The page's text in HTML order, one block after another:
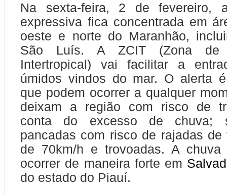
Na sexta-feira, 2 de fevereiro,
expressiva fica concentrada em
oeste e norte do Maranhão,
São Luís. A ZCIT (Zona de
Intertropical) vai facilitar a
úmidos vindos do mar. O alerta
que podem ocorrer a qualquer
deixam a região com risco de
conta do excesso de chuva;
pancadas com risco de rajadas
de 70km/h e trovoadas. A chuva
ocorrer de maneira forte em
do estado do Piauí.